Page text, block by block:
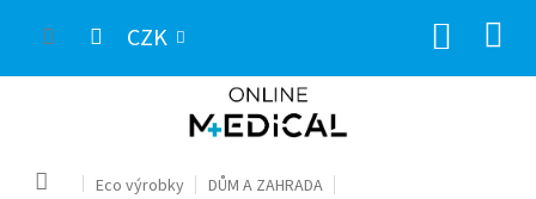
CZK
Domů Eco výrobky
DŮM A ZAHRADA